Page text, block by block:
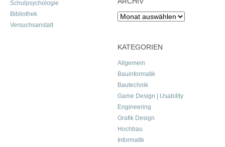
Schulpsychologie
Bibliothek
Versuchsanstalt
Archiv
KATEGORIEN
Allgemein
Bauinformatik
Bautechnik
Game Design | Usability
Engineering
Grafik Design
Hochbau
Informatik